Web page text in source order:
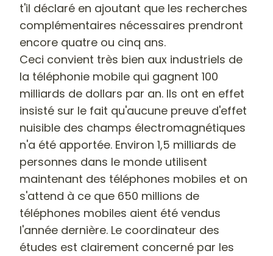
t'il déclaré en ajoutant que les recherches
complémentaires nécessaires prendront
encore quatre ou cinq ans.
Ceci convient très bien aux industriels de
la téléphonie mobile qui gagnent 100
milliards de dollars par an. Ils ont en effet
insisté sur le fait qu'aucune preuve d'effet
nuisible des champs électromagnétiques
n'a été apportée. Environ 1,5 milliards de
personnes dans le monde utilisent
maintenant des téléphones mobiles et on
s'attend à ce que 650 millions de
téléphones mobiles aient été vendus
l'année dernière. Le coordinateur des
études est clairement concerné par les